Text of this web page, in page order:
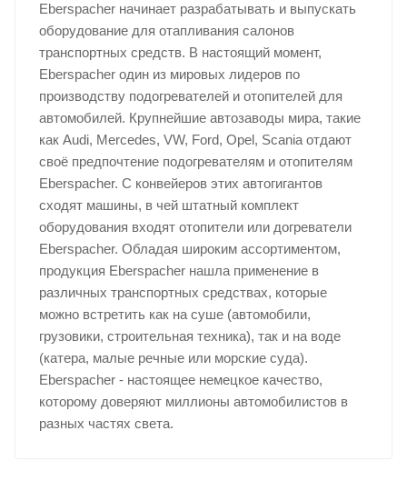
Eberspacher начинает разрабатывать и выпускать
оборудование для отапливания салонов
транспортных средств. В настоящий момент,
Eberspacher один из мировых лидеров по
производству подогревателей и отопителей для
автомобилей. Крупнейшие автозаводы мира, такие
как Audi, Mercedes, VW, Ford, Opel, Scania отдают
своё предпочтение подогревателям и отопителям
Eberspacher. С конвейеров этих автогигантов
сходят машины, в чей штатный комплект
оборудования входят отопители или догреватели
Eberspacher. Обладая широким ассортиментом,
продукция Eberspacher нашла применение в
различных транспортных средствах, которые
можно встретить как на суше (автомобили,
грузовики, строительная техника), так и на воде
(катера, малые речные или морские суда).
Eberspacher - настоящее немецкое качество,
которому доверяют миллионы автомобилистов в
разных частях света.